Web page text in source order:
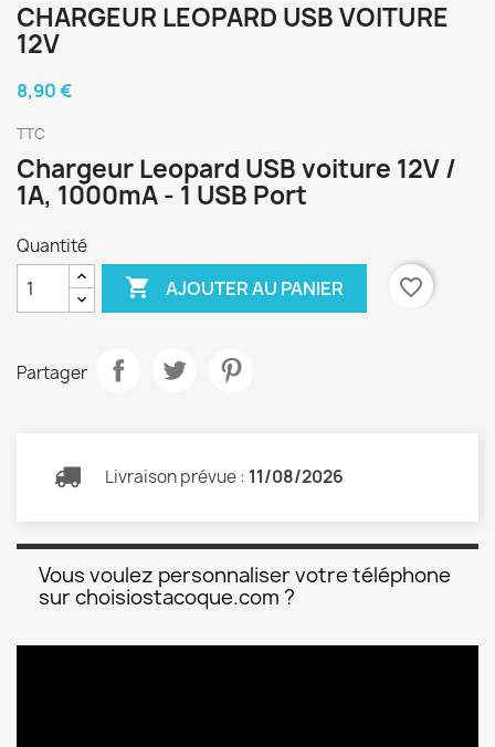
CHARGEUR LEOPARD USB VOITURE
12V
8,90 €
TTC
Chargeur Leopard USB voiture 12V /
1A, 1000mA - 1 USB Port
Quantité
 AJOUTER AU PANIER favorite_border
Partager
Livraison prévue : 11/08/2026
Vous voulez personnaliser votre téléphone
sur choisiostacoque.com ?